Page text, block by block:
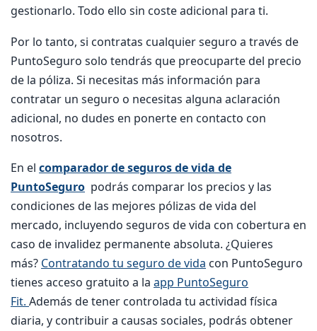
gestionarlo. Todo ello sin coste adicional para ti.
Por lo tanto, si contratas cualquier seguro a través de
PuntoSeguro solo tendrás que preocuparte del precio
de la póliza. Si necesitas más información para
contratar un seguro o necesitas alguna aclaración
adicional, no dudes en ponerte en contacto con
nosotros.
En el comparador de seguros de vida de
PuntoSeguro podrás comparar los precios y las
condiciones de las mejores pólizas de vida del
mercado, incluyendo seguros de vida con cobertura en
caso de invalidez permanente absoluta. ¿Quieres
más? Contratando tu seguro de vida con PuntoSeguro
tienes acceso gratuito a la app PuntoSeguro
Fit. Además de tener controlada tu actividad física
diaria, y contribuir a causas sociales, podrás obtener